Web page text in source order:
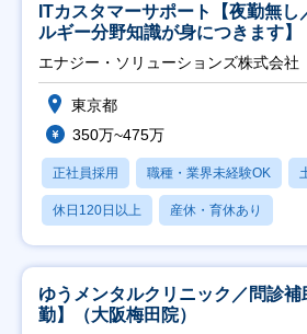
ITカスタマーサポート【夜勤無し
ルギー分野知識が身につきます】
エナジー・ソリューションズ株式会社
東京都
350万~475万
正社員採用 職種・業界未経験OK
休日120日以上 産休・育休あり
ゆうメンタルクリニック／問診補
勤】（大阪梅田院）